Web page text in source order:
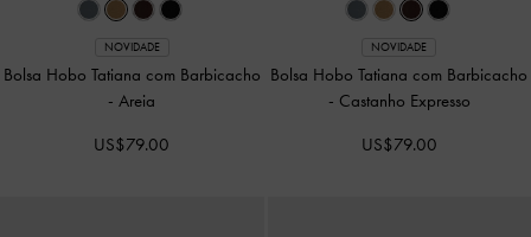
NOVIDADE
Bolsa Hobo Aislin-
US$99.00
NOVIDADE
Bolsa Hobo Aislin-Pecan Brown
US$99.00